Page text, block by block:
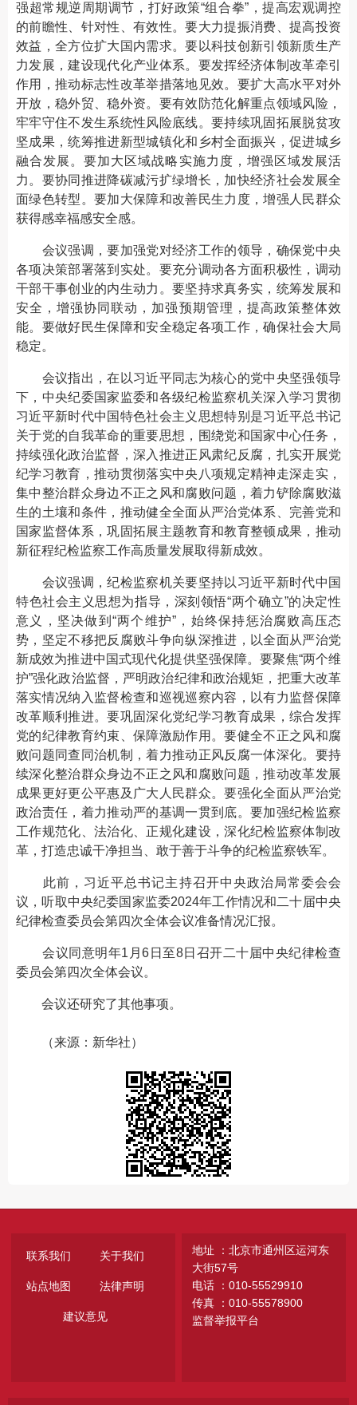
强超常规逆周期调节，打好政策“组合拳”，提高宏观调控
的前瞻性、针对性、有效性。要大力提振消费、提高投资
效益，全方位扩大国内需求。要以科技创新引领新质生产
力发展，建设现代化产业体系。要发挥经济体制改革牵引
作用，推动标志性改革举措落地见效。要扩大高水平对外
开放，稳外贸、稳外资。要有效防范化解重点领域风险，
牢牢守住不发生系统性风险底线。要持续巩固拓展脱贫攻
坚成果，统筹推进新型城镇化和乡村全面振兴，促进城乡
融合发展。要加大区域战略实施力度，增强区域发展活
力。要协同推进降碳减污扩绿增长，加快经济社会发展全
面绿色转型。要加大保障和改善民生力度，增强人民群众
获得感幸福感安全感。
会议强调，要加强党对经济工作的领导，确保党中央
各项决策部署落到实处。要充分调动各方面积极性，调动
干部干事创业的内生动力。要坚持求真务实，统筹发展和
安全，增强协同联动，加强预期管理，提高政策整体效
能。要做好民生保障和安全稳定各项工作，确保社会大局
稳定。
会议指出，在以习近平同志为核心的党中央坚强领导
下，中央纪委国家监委和各级纪检监察机关深入学习贯彻
习近平新时代中国特色社会主义思想特别是习近平总书记
关于党的自我革命的重要思想，围绕党和国家中心任务，
持续强化政治监督，深入推进正风肃纪反腐，扎实开展党
纪学习教育，推动贯彻落实中央八项规定精神走深走实，
集中整治群众身边不正之风和腐败问题，着力铲除腐败滋
生的土壤和条件，推动健全全面从严治党体系、完善党和
国家监督体系，巩固拓展主题教育和教育整顿成果，推动
新征程纪检监察工作高质量发展取得新成效。
会议强调，纪检监察机关要坚持以习近平新时代中国
特色社会主义思想为指导，深刻领悟“两个确立”的决定性
意义，坚决做到“两个维护”，始终保持惩治腐败高压态
势，坚定不移把反腐败斗争向纵深推进，以全面从严治党
新成效为推进中国式现代化提供坚强保障。要聚焦“两个维
护”强化政治监督，严明政治纪律和政治规矩，把重大改革
落实情况纳入监督检查和巡视巡察内容，以有力监督保障
改革顺利推进。要巩固深化党纪学习教育成果，综合发挥
党的纪律教育约束、保障激励作用。要健全不正之风和腐
败问题同查同治机制，着力推动正风反腐一体深化。要持
续深化整治群众身边不正之风和腐败问题，推动改革发展
成果更好更公平惠及广大人民群众。要强化全面从严治党
政治责任，着力推动严的基调一贯到底。要加强纪检监察
工作规范化、法治化、正规化建设，深化纪检监察体制改
革，打造忠诚干净担当、敢于善于斗争的纪检监察铁军。
此前，习近平总书记主持召开中央政治局常委会会
议，听取中央纪委国家监委2024年工作情况和二十届中央
纪律检查委员会第四次全体会议准备情况汇报。
会议同意明年1月6日至8日召开二十届中央纪律检查
委员会第四次全体会议。
会议还研究了其他事项。
（来源：新华社）
联系我们 关于我们
站点地图 法律声明
建议意见
地址 ：北京市通州区运河东
大街57号
电话 ：010-55529910
传真 ：010-55578900
监督举报平台